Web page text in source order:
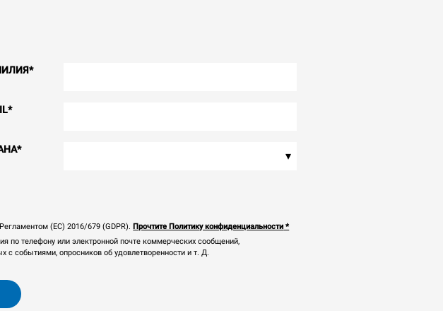
*
*
* ▾
(ЕС) 2016/679 (GDPR). Прочтите Политику конфиденциальности *
по телефону или электронной почте коммерческих сообщений,
событиями, опросников об удовлетворенности и т. Д.